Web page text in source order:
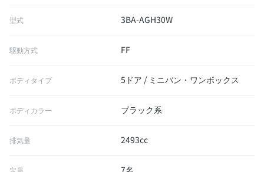
型式 3BA-AGH30W
駆動方式 FF
ボディタイプ 5ドア / ミニバン・ワンボックス
ボディカラー ブラック系
排気量 2493cc
定員 7名